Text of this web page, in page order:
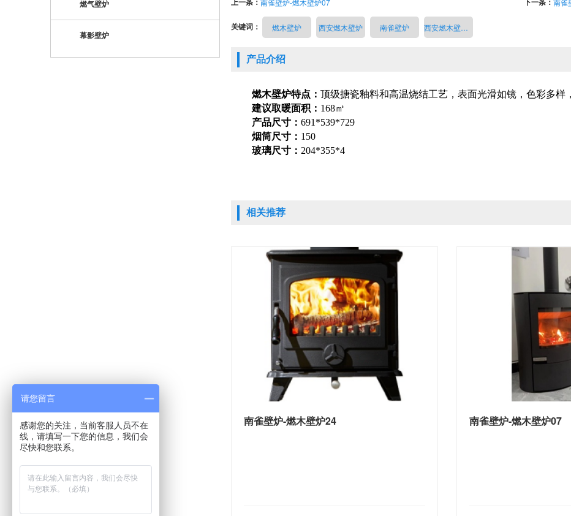
南雀壁炉-燃木壁炉07 南雀
关键词： 燃木壁炉 西安燃木壁炉 南雀壁炉 西安燃木壁炉厂家
产品介绍
燃木壁炉特点： 顶级搪瓷釉料和高温烧结工艺，表面光滑如镜，色彩多
建议取暖面积： 168㎡
产品尺寸： 691*539*729
烟筒尺寸： 150
玻璃尺寸： 204*355*4
相关推荐
南雀壁炉-燃木壁炉24 南雀壁炉-燃木壁炉07
燃气壁炉
幕影壁炉
请您留言
感谢您的关注，当前客服人员不在
线，请填写一下您的信息，我们会
尽快和您联系。